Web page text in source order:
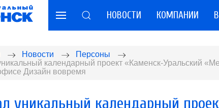
НОВОСТИ КОМПАНИИ
Новости
Персоны
календарный проект «Каменск-Уральский
Дизайн вовремя
уникальный календарный